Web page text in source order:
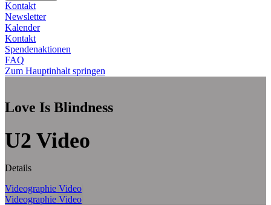
Kontakt
Newsletter
Kalender
Kontakt
Spendenaktionen
FAQ
Zum Hauptinhalt springen
Love Is Blindness
U2 Video
Details
Videographie Video
Videographie Video